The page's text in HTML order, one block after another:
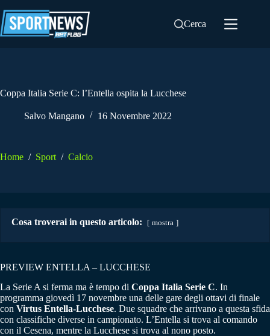
al
contenuto
Cerca
Coppa Italia Serie C: l’Entella ospita la Lucchese
Salvo Mangano 16 Novembre 2022
Home / Sport / Calcio
Cosa troverai in questo articolo: mostra
PREVIEW ENTELLA – LUCCHESE
La Serie A si ferma ma è tempo di Coppa Italia Serie C. In
programma giovedì 17 novembre una delle gare degli ottavi di finale
con Virtus Entella-Lucchese. Due squadre che arrivano a questa sfida
con classifiche diverse in campionato. L’Entella si trova al comando
con il Cesena, mentre la Lucchese si trova al nono posto.